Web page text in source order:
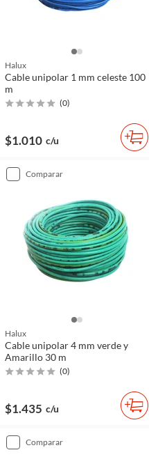
Halux
Cable unipolar 1 mm celeste 100
m
(0)
$1.010 c/u
comparar
Halux
Cable unipolar 4 mm verde y
Amarillo 30 m
(0)
$1.435 c/u
comparar